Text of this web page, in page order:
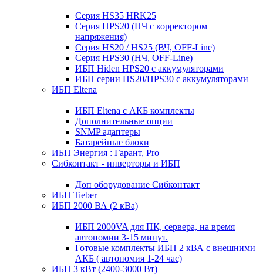
Серия HS35 HRK25
Серия HPS20 (НЧ с корректором
напряжения)
Серия HS20 / HS25 (ВЧ, OFF-Line)
Серия HPS30 (НЧ, OFF-Line)
ИБП Hiden HPS20 с аккумуляторами
ИБП серии HS20/HPS30 с аккумуляторами
ИБП Eltena
ИБП Eltena с АКБ комплекты
Дополнительные опции
SNMP адаптеры
Батарейные блоки
ИБП Энергия : Гарант, Pro
Сибконтакт - инверторы и ИБП
Доп оборудование Сибконтакт
ИБП Tieber
ИБП 2000 ВА (2 кВа)
ИБП 2000VA для ПК, сервера, на время
автономии 3-15 минут.
Готовые комплекты ИБП 2 кВА с внешними
АКБ ( автономия 1-24 час)
ИБП 3 кВт (2400-3000 Вт)